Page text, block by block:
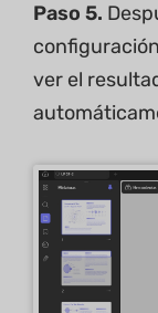
Paso 5.
ver el